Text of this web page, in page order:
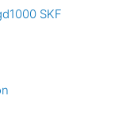
SKF